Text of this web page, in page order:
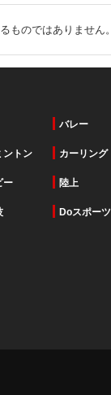
ものではありません
バレー
ントン カーリング
ー 陸上
Doスポーツ